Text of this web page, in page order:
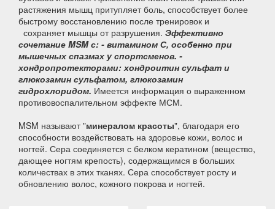
растяжения мышц притупляет боль, способствует более
быстрому восстановлению после тренировок и
сохраняет мышцы от разрушения. Эффективно
сочетание MSM с: - витамином С, особенно при
мышечных спазмах у спортсменов. -
хондропротекторами: хондроитин сульфат и
глюкозамин сульфатом, глюкозамин
гидрохлоридом. Имеется информация о выраженном
противовоспалительном эффекте МСМ.
MSM называют "минералом красоты", благодаря его
способности воздействовать на здоровье кожи, волос и
ногтей. Сера соединяется с белком кератином (вещество,
дающее ногтям крепость), содержащимся в больших
количествах в этих тканях. Сера способствует росту и
обновлению волос, кожного покрова и ногтей.